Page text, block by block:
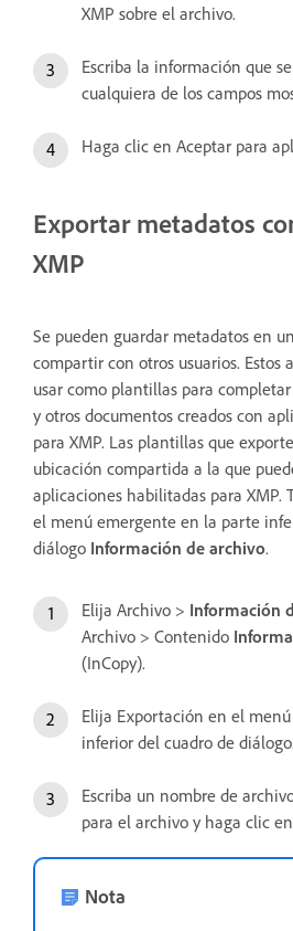
XMP sobre el archivo.
Escriba la información que
cualquiera de los campos
Haga clic en Aceptar para
Exportar metadatos
XMP
Se pueden guardar metadatos en
compartir con otros usuarios. Estos
usar como plantillas para
y otros documentos creados con
para XMP. Las plantillas que
ubicación compartida a la que
aplicaciones habilitadas para XMP.
el menú emergente en la parte
diálogo Información de archivo.
Elija Archivo > Información
Archivo > Contenido
(InCopy).
Elija Exportación en el
inferior del cuadro de diálogo.
Escriba un nombre de
para el archivo y haga clic
Nota